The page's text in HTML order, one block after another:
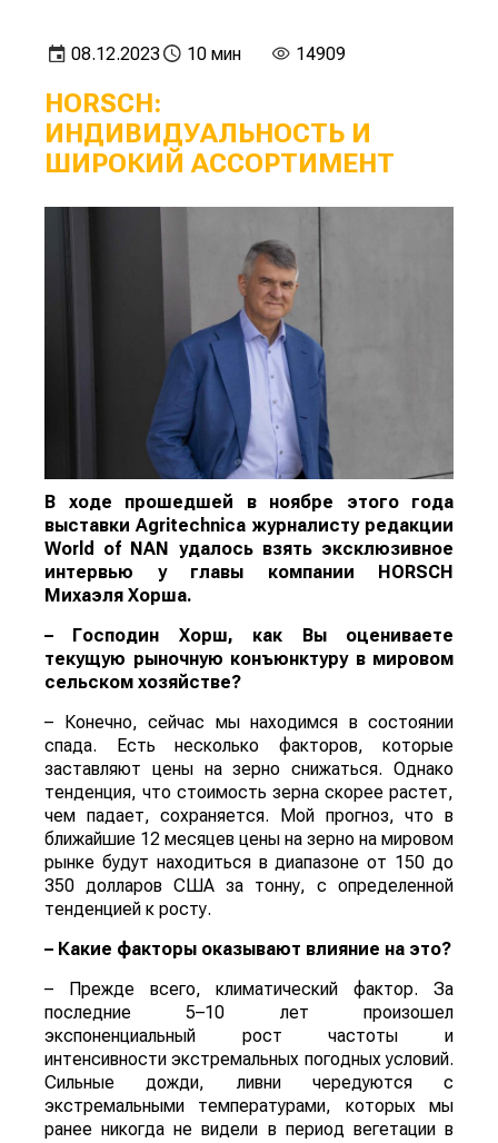
08.12.2023 10 мин 14909
HORSCH:
ИНДИВИДУАЛЬНОСТЬ И
ШИРОКИЙ АССОРТИМЕНТ
В ходе прошедшей в ноябре этого года
выставки Agritechnica журналисту редакции
World of NAN
удалось взять эксклюзивное
интервью у главы компании
HORSCH
Михаэля Хорша.
– Господин Хорш, как Вы оцениваете
текущую рыночную конъюнктуру в мировом
сельском хозяйстве?
– Конечно, сейчас мы находимся в состоянии
спада. Есть несколько факторов, которые
заставляют цены на зерно снижаться. Однако
тенденция, что стоимость зерна скорее растет,
чем падает, сохраняется. Мой прогноз, что в
ближайшие 12 месяцев цены на зерно на мировом
рынке будут находиться в диапазоне от 150 до
350 долларов США за тонну, с определенной
тенденцией к росту.
– Какие факторы оказывают влияние на это?
– Прежде всего, климатический фактор. За
последние 5–10 лет произошел
экспоненциальный рост частоты и
интенсивности экстремальных погодных условий.
Сильные дожди, ливни чередуются с
экстремальными температурами, которых мы
ранее никогда не видели в период вегетации в